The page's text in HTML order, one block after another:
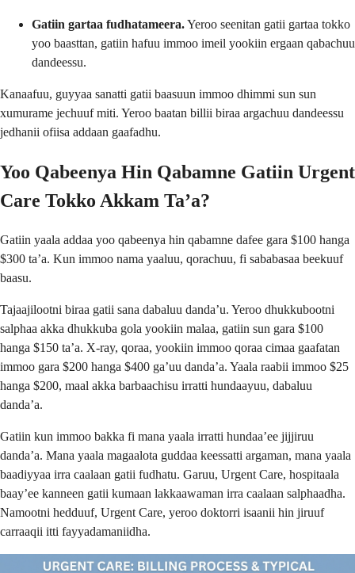
Gatiin gartaa fudhatameera.Yeroo seenitan gatii gartaa tokko
yoo baasttan, gatiin hafuu immoo imeil yookiin ergaan qabachuu
dandeessu.
Kanaafuu, guyyaa sanatti gatii baasuun immoo dhimmi sun sun
xumurame jechuuf miti. Yeroo baatan billii biraa argachuu dandeessu
jedhanii ofiisa addaan gaafadhu.
Yoo Qabeenya Hin Qabamne Gatiin Urgent
Care Tokko Akkam Ta’a?
Gatiin yaala addaa yoo qabeenya hin qabamne dafee gara $100 hanga
$300 ta’a. Kun immoo nama yaaluu, qorachuu, fi sababasaa beekuuf
baasu.
Tajaajilootni biraa gatii sana dabaluu danda’u. Yeroo dhukkubootni
salphaa akka dhukkuba gola yookiin malaa, gatiin sun gara $100
hanga $150 ta’a. X-ray, qoraa, yookiin immoo qoraa cimaa gaafatan
immoo gara $200 hanga $400 ga’uu danda’a. Yaala raabii immoo $25
hanga $200, maal akka barbaachisu irratti hundaayuu, dabaluu
danda’a.
Gatiin kun immoo bakka fi mana yaala irratti hundaa’ee jijjiruu
danda’a. Mana yaala magaalota guddaa keessatti argaman, mana yaala
baadiyyaa irra caalaan gatii fudhatu. Garuu, Urgent Care, hospitaala
baay’ee kanneen gatii kumaan lakkaawaman irra caalaan salphaadha.
Namootni hedduuf, Urgent Care, yeroo doktorri isaanii hin jiruuf
carraaqii itti fayyadamaniidha.